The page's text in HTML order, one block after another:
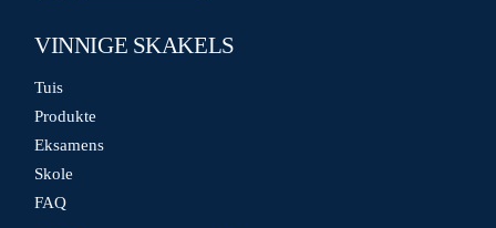
VINNIGE SKAKELS
Tuis
Produkte
Eksamens
Skole
FAQ